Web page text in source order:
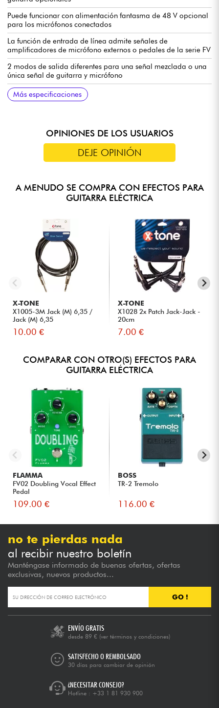
Puede funcionar con alimentación fantasma de 48 V opcional
para los micrófonos conectados
La función de entrada de línea admite señales de
amplificadores de micrófono externos o pedales de la serie FV
2 modos de salida diferentes para una señal mezclada o una
única señal de guitarra y micrófono
Entrada de guitarra 1/4'' mono (valor de impedancia: 1M
ohmios)
Toma de audio mono de 1/4'' para salida de guitarra (valor
de impedancia: 100 ohmios)
MIC Toma de entrada balanceada XLR (valor de impedancia:
2,14 k ohmios)
Salida XLR Toma de salida balanceada XLR (valor de
impedancia: 300 ohmios)
Fuente de alimentación incluida (9 V CC)
Consumo de corriente 1,5 A
86,6 x 125 x 60 mm
0,371 kg
Manual en inglés: https://tinyurl.com/55wm72hu
Más especificaciones
OPINIONES DE LOS USUARIOS
DEJE OPINIÓN
A MENUDO SE COMPRA CON EFECTOS PARA
GUITARRA ELÉCTRICA
X-TONE
X1005-3M Jack (M) 6,35 /
Jack (M) 6,35
10.00 €
X-TONE
X1028 2x Patch Jack-Jack -
20cm
7.00 €
COMPARAR CON OTRO(S) EFECTOS PARA
GUITARRA ELÉCTRICA
FLAMMA
FV02 Doubling Vocal Effect
Pedal
109.00 €
BOSS
TR-2 Tremolo
116.00 €
no te pierdas nada
al recibir nuestro boletín
Manténgase informado de buenas ofertas, ofertas
exclusivas, nuevos productos...
GO !
ENVÍO GRATIS
desde 89 € (ver términos y condiciones)
SATISFECHO O REMBOLSADO
30 días para cambiar de opinión
¿NECESITAR CONSEJO?
Hotline : +33 1 81 930 900